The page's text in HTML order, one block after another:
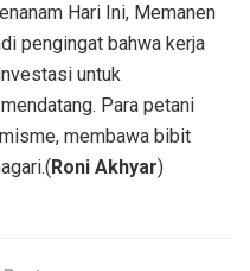
Hari Ini, Memanen
pengingat bahwa kerja
untuk
Para petani
membawa bibit
Roni Akhyar)